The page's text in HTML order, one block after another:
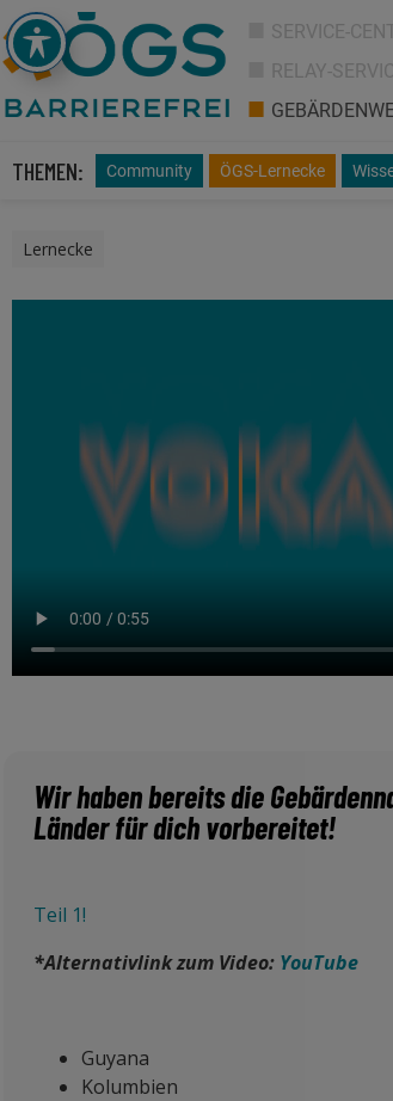
SERVICE-
RELAY-
THEMEN: Community ÖGS-Lernecke
Lernecke
Wir haben bereits die
Länder für dich vorbereitet!
Teil 1!
*Alternativlink zum Video: YouTube
Guyana
Kolumbien